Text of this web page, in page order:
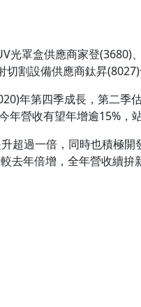
光罩盒供應商家登(3680)
割設備供應商鈦昇(8027)
年第四季成長，第二季
營收有望年增逾15%，
過一倍，同時也積極開
年倍增，全年營收續拚